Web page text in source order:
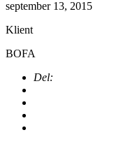
september 13, 2015
Klient
BOFA
Del: